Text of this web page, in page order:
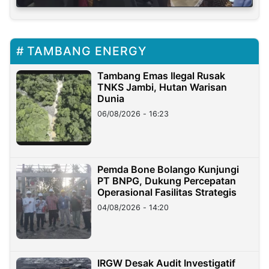
TAMBANG ENERGY
Tambang Emas Ilegal Rusak
TNKS Jambi, Hutan Warisan
Dunia
06/08/2026 - 16:23
Pemda Bone Bolango Kunjungi
PT BNPG, Dukung Percepatan
Operasional Fasilitas Strategis
04/08/2026 - 14:20
IRGW Desak Audit Investigatif